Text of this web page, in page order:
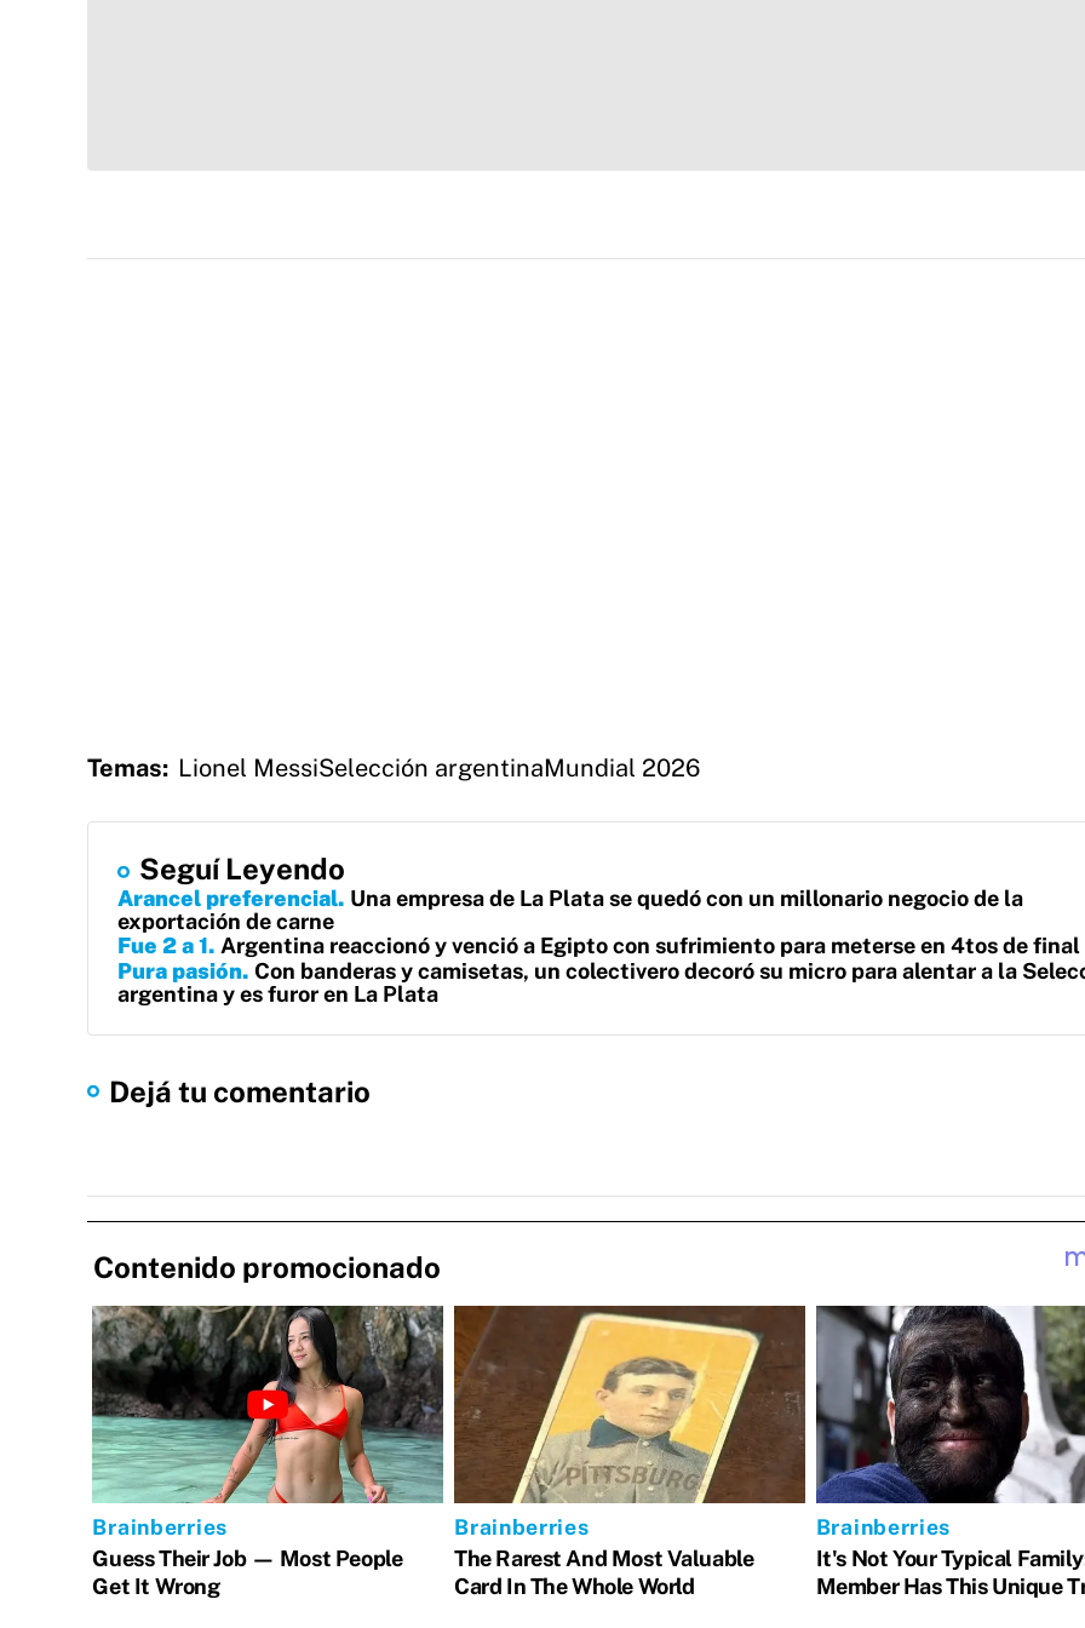
Temas: Lionel MessiSelección argentinaMundial 2026
Seguí Leyendo
Arancel preferencial Una empresa de La Plata se quedó con un millonario negocio de la
exportación de carne
Fue 2 a 1 Argentina reaccionó y venció a Egipto con sufrimiento para meterse en 4tos de final
Pura pasión Con banderas y camisetas, un colectivero decoró su micro para alentar a la
argentina y es furor en La Plata
Dejá tu comentario